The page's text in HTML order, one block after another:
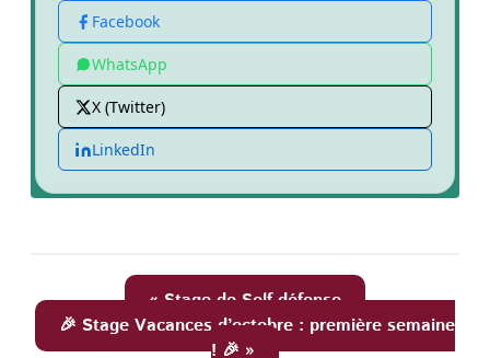
Facebook
WhatsApp
X (Twitter)
LinkedIn
« Stage de Self défense
🎉 Stage Vacances d’octobre : première semaine
! 🎉 »